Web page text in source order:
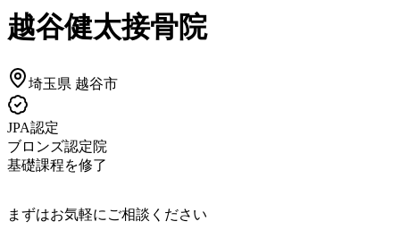
越谷健太接骨院
埼玉県 越谷市
JPA認定
ブロンズ認定院
基礎課程を修了
まずはお気軽にご相談ください